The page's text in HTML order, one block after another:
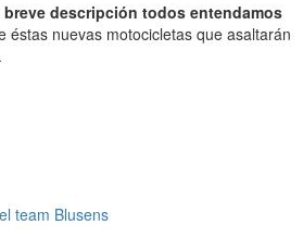
breve descripción todos entendamos
éstas nuevas motocicletas que asaltarán
team Blusens